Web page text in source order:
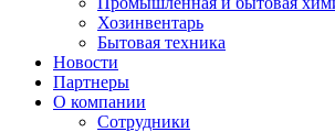
Хозинвентарь
Бытовая техника
Новости
Партнеры
О компании
Сотрудники